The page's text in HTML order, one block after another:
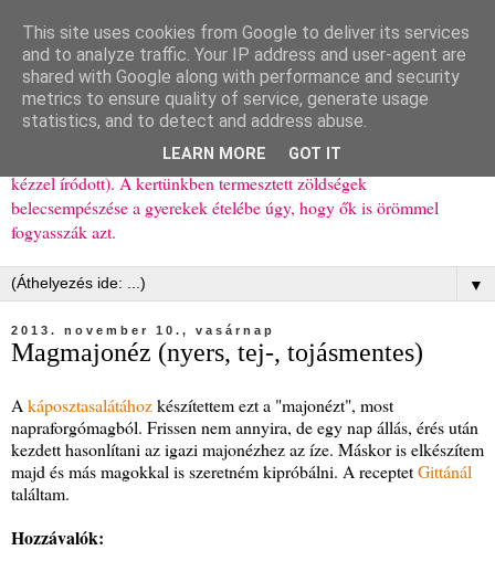
Ízőrző
Kisgyerekes család kipróbált, többnyire egészséges ételeket
bemutató receptjei a mindennapokra (mert a papírfecniket folyton
elhagyom) és gyerekeimnek ajándékba (mint régen, csak ez nem
kézzel íródott). A kertünkben termesztett zöldségek
belecsempészése a gyerekek ételébe úgy, hogy ők is örömmel
fogyasszák azt.
▼
2013. november 10., vasárnap
Magmajonéz (nyers, tej-, tojásmentes)
A káposztasalátáhozkészítettem ezt a "majonézt", most
napraforgómagból. Frissen nem annyira, de egy nap állás, érés után
kezdett hasonlítani az igazi majonézhez az íze. Máskor is elkészítem
majd és más magokkal is szeretném kipróbálni. A receptetGittánál
találtam.
Hozzávalók:
This site uses cookies from Google to deliver its services
and to analyze traffic. Your IP address and user-agent are
shared with Google along with performance and security
metrics to ensure quality of service, generate usage
statistics, and to detect and address abuse.
LEARN MORE GOT IT